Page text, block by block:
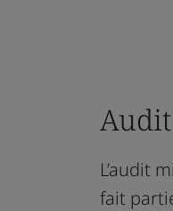
L’audit
fait